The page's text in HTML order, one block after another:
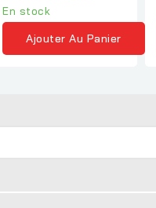
En stock
Ajouter Au Panier